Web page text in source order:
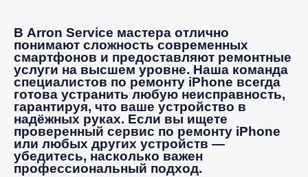
В Arron Service мастера отлично
понимают сложность современных
смартфонов и предоставляют ремонтные
услуги на высшем уровне. Наша команда
специалистов по ремонту iPhone всегда
готова устранить любую неисправность,
гарантируя, что ваше устройство в
надёжных руках. Если вы ищете
проверенный сервис по ремонту iPhone
или любых других устройств —
убедитесь, насколько важен
профессиональный подход.